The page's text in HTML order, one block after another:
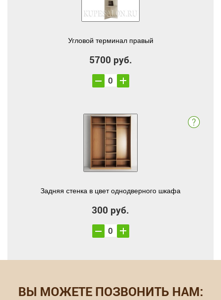
Угловой терминал правый
5700 руб.
Задняя стенка в цвет однодверного шкафа
300 руб.
ВЫ МОЖЕТЕ ПОЗВОНИТЬ НАМ: